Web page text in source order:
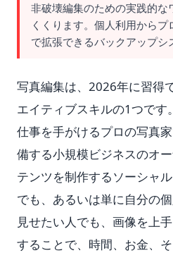
非破壊編集のための実践的な
くくります。個人利用から
で拡張できるバックアップシ
写真編集は、2026年に習得
エイティブスキルの1つで
仕事を手がけるプロの写真
備する小規模ビジネスのオ
テンツを制作するソーシャ
でも、あるいは単に自分の
見せたい人でも、画像を上
することで、時間、お金、